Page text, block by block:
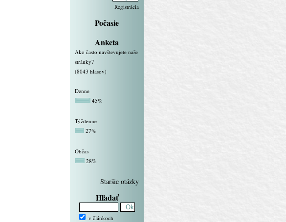
Registrácia
Počasie
Anketa
Ako často navštevujete naše
stránky?
(8043 hlasov)
Denne
45%
Týždenne
27%
Občas
28%
Staršie otázky
Hľadať
v článkoch